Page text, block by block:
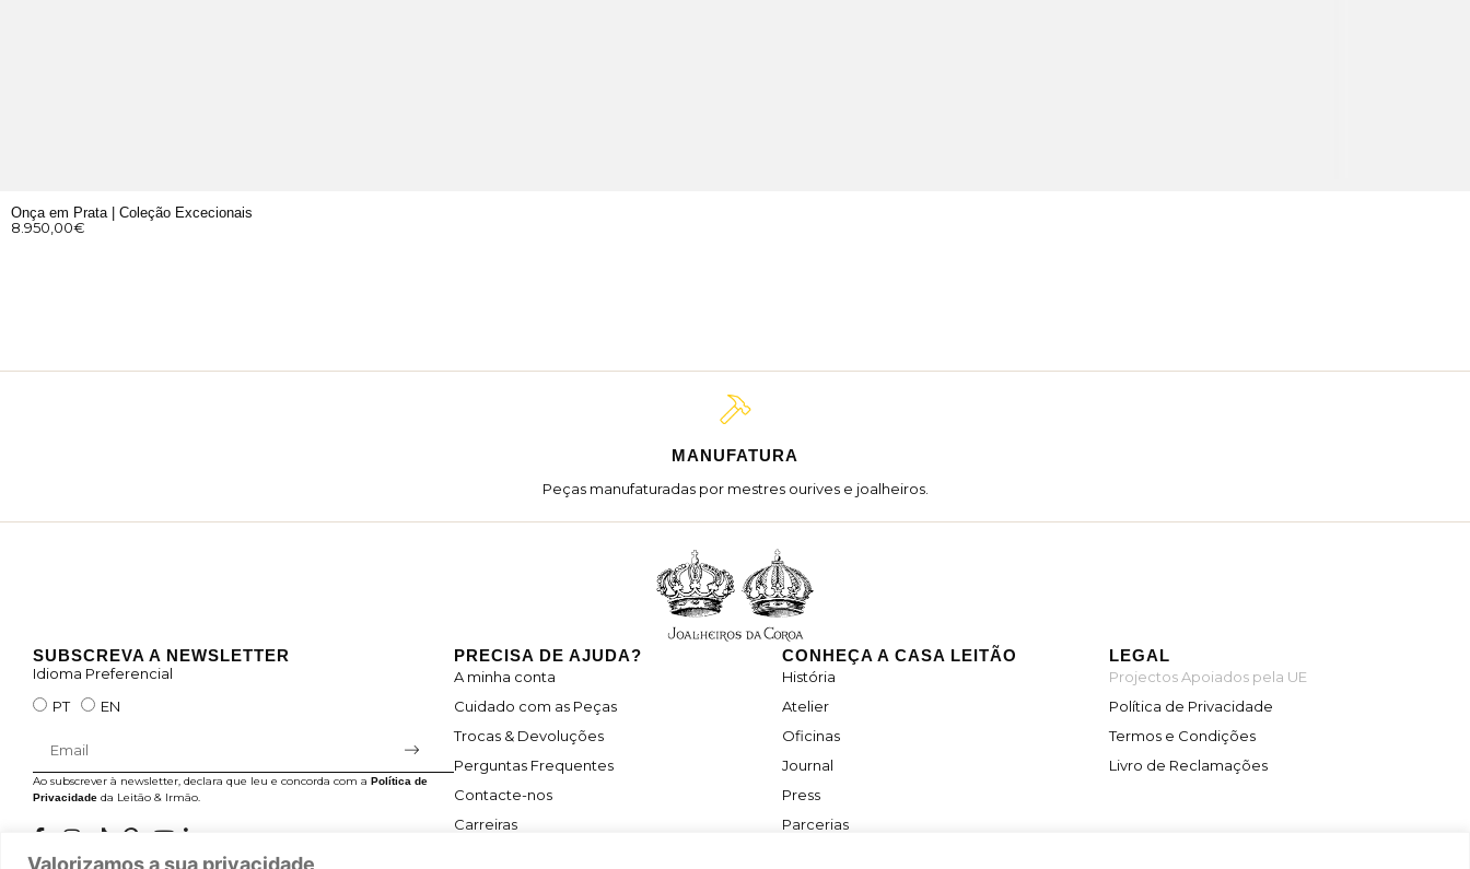
Valorizamos a sua privacidade
Onça em Prata | Coleção Excecionais
8.950,00€
MANUFATURA
Peças manufaturadas por mestres ourives e joalheiros.
SUBSCREVA A NEWSLETTER
Idioma Preferencial
PT
EN
Ao subscrever à newsletter, declara que leu e concorda com a Política de
Privacidade da Leitão & Irmão.
PRECISA DE AJUDA?
A minha conta
Cuidado com as Peças
Trocas & Devoluções
Perguntas Frequentes
Contacte-nos
Carreiras
CONHEÇA A CASA LEITÃO
História
Atelier
Oficinas
Journal
Press
Parcerias
LEGAL
Projectos Apoiados pela UE
Política de Privacidade
Termos e Condições
Livro de Reclamações